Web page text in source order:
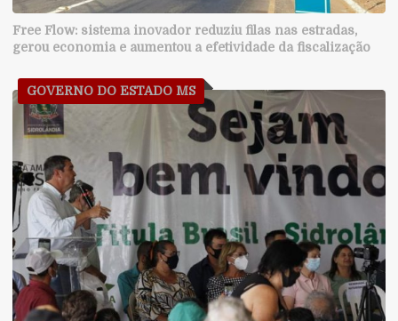
Free Flow: sistema inovador reduziu filas nas estradas,
gerou economia e aumentou a efetividade da fiscalização
GOVERNO DO ESTADO MS